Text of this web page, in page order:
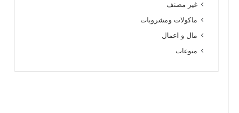
غير مصنف
ماكولات ومشروبات
مال و اعمال
منوعات